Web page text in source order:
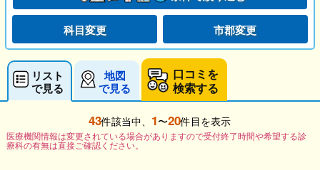
科目変更 市郡変更
リスト
で見る
地図
で見る
口コミを
検索する
43件該当中、 1〜20件目を表示
医療機関情報は変更されている場合がありますので受付終了時間や希望する診
療科の有無は直接ご確認ください。